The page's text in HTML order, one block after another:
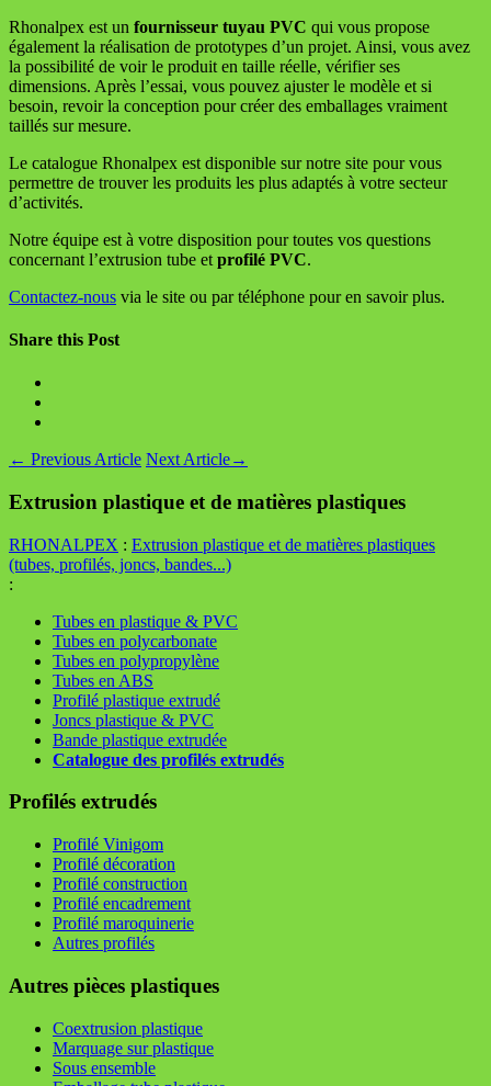
Rhonalpex est un fournisseur tuyau PVC qui vous propose
également la réalisation de prototypes d’un projet. Ainsi, vous avez
la possibilité de voir le produit en taille réelle, vérifier ses
dimensions. Après l’essai, vous pouvez ajuster le modèle et si
besoin, revoir la conception pour créer des emballages vraiment
taillés sur mesure.
Le catalogue Rhonalpex est disponible sur notre site pour vous
permettre de trouver les produits les plus adaptés à votre secteur
d’activités.
Notre équipe est à votre disposition pour toutes vos questions
concernant l’extrusion tube et profilé PVC.
Contactez-nous via le site ou par téléphone pour en savoir plus.
Share this Post
← Previous Article Next Article→
Extrusion plastique et de matières plastiques
RHONALPEX : Extrusion plastique et de matières plastiques
(tubes, profilés, joncs, bandes...)
:
Tubes en plastique & PVC
Tubes en polycarbonate
Tubes en polypropylène
Tubes en ABS
Profilé plastique extrudé
Joncs plastique & PVC
Bande plastique extrudée
Catalogue des profilés extrudés
Profilés extrudés
Profilé Vinigom
Profilé décoration
Profilé construction
Profilé encadrement
Profilé maroquinerie
Autres profilés
Autres pièces plastiques
Coextrusion plastique
Marquage sur plastique
Sous ensemble